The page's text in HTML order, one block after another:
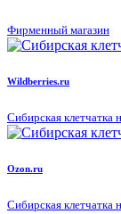
Фирменный магазин
Wildberries.ru
Сибирская клетчатка
Ozon.ru
Сибирская клетчатка